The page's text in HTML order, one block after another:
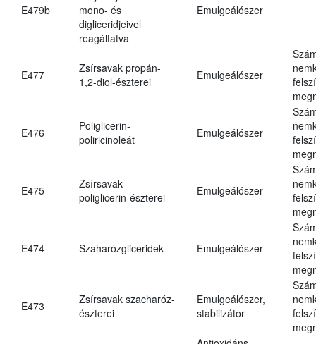
E479b
mono- és
digliceridjeivel
reagáltatva
Emulgeálószer
E477
Zsírsavak propán-
1,2-diol-észterei
Emulgeálószer
E476
Poliglicerin-
poliricinoleát
Emulgeálószer
E475
Zsírsavak
poliglicerin-észterei
Emulgeálószer
E474 Szaharózgliceridek Emulgeálószer
E473
Zsírsavak szacharóz-
észterei
Emulgeálószer,
stabilizátor